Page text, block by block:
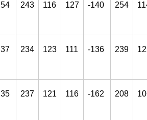
54 243 116 127 -140 254
37 234 123 111 -136 239
35 237 121 116 -162 208